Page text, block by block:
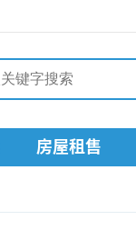
房屋租售